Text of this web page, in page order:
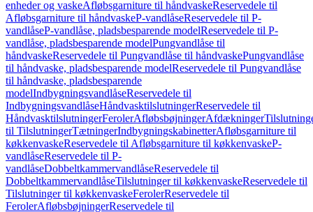
enheder og vaskeAfløbsgarniture til håndvaskeReservedele til
Afløbsgarniture til håndvaskeP-vandlåseReservedele til P-
vandlåseP-vandlåse, pladsbesparende modelReservedele til P-
vandlåse, pladsbesparende modelPungvandlåse til
håndvaskeReservedele til Pungvandlåse til håndvaskePungvandlåse
til håndvaske, pladsbesparende modelReservedele til Pungvandlåse
til håndvaske, pladsbesparende
modelIndbygningsvandlåseReservedele til
IndbygningsvandlåseHåndvasktilslutningerReservedele til
HåndvasktilslutningerFerolerAfløbsbøjningerAfdækninger
til TilslutningerTætningerIndbygningskabinetterAfløbsgarniture til
køkkenvaskeReservedele til Afløbsgarniture til køkkenvaskeP-
vandlåseReservedele til P-
vandlåseDobbeltkammervandlåseReservedele til
DobbeltkammervandlåseTilslutninger til køkkenvaskeReservedele til
Tilslutninger til køkkenvaskeFerolerReservedele til
FerolerAfløbsbøjningerReservedele til